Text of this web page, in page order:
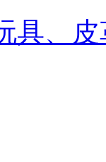
具、皮